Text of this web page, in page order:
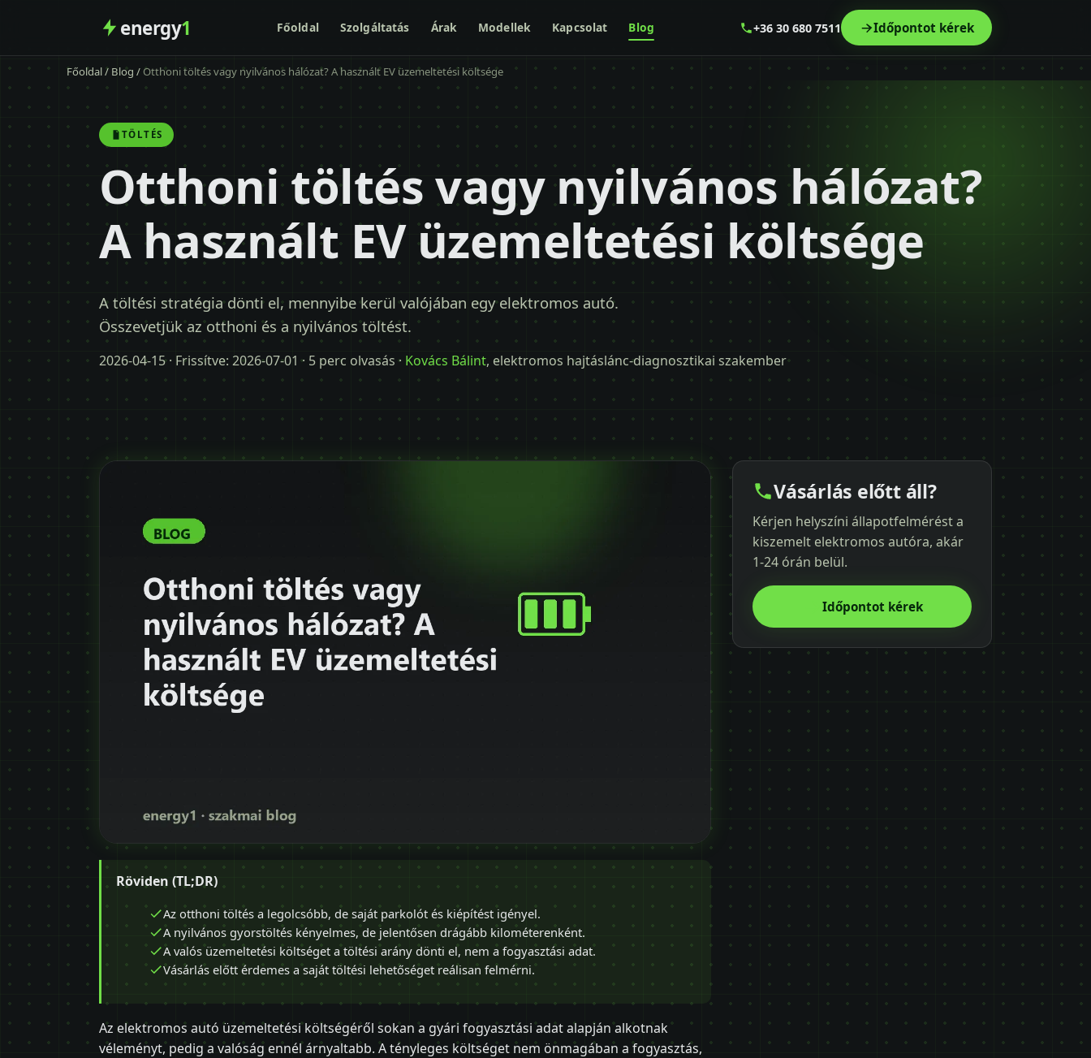
energy1 Főoldal Szolgáltatás Árak Modellek Kapcsolat Blog +36 30 680 7511 Időpontot kérek
Főoldal/ Blog / Otthoni töltés vagy nyilvános hálózat? A használt EV üzemeltetési költsége
TÖLTÉS
Otthoni töltés vagy nyilvános hálózat?
A használt EV üzemeltetési költsége
A töltési stratégia dönti el, mennyibe kerül valójában egy elektromos autó.
Összevetjük az otthoni és a nyilvános töltést.
2026-04-15· Frissítve: 2026-07-01 · 5 perc olvasás · Kovács Bálint, elektromos hajtáslánc-diagnosztikai szakember
Röviden (TL;DR)
Az otthoni töltés a legolcsóbb, de saját parkolót és kiépítést igényel.
A nyilvános gyorstöltés kényelmes, de jelentősen drágább kilométerenként.
A valós üzemeltetési költséget a töltési arány dönti el, nem a fogyasztási adat.
Vásárlás előtt érdemes a saját töltési lehetőséget reálisan felmérni.
Az elektromos autó üzemeltetési költségéről sokan a gyári fogyasztási adat alapján alkotnak
véleményt, pedig a valóság ennél árnyaltabb. A tényleges költséget nem önmagában a fogyasztás,
Vásárlás előtt áll?
Kérjen helyszíni állapotfelmérést a
kiszemelt elektromos autóra, akár
1-24 órán belül.
Időpontot kérek